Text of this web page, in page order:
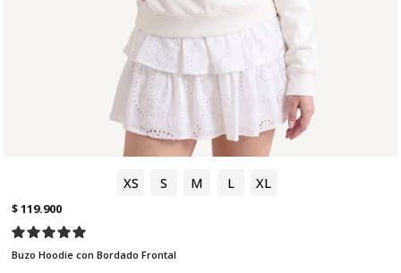
XS S M L XL
$ 119.900
Buzo Hoodie con Bordado Frontal